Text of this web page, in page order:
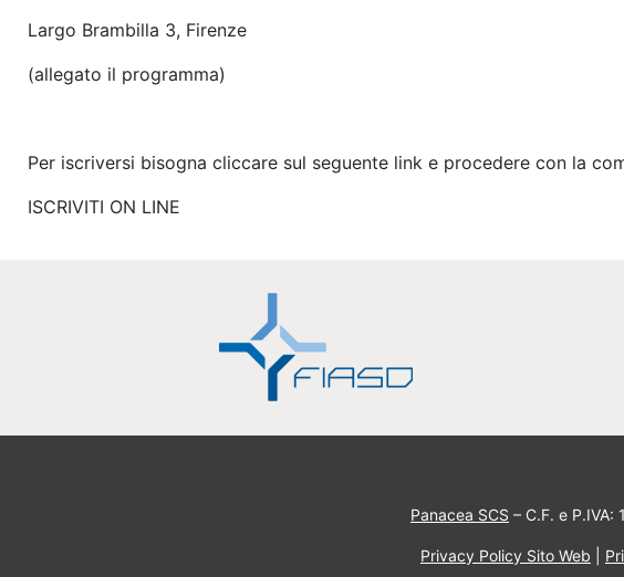
Largo Brambilla 3, Firenze
(allegato il programma)
Per iscriversi bisogna cliccare sul seguente link e procedere con la
ISCRIVITI ON LINE
Panacea SCS – C.F. e
Privacy Policy Sito Web